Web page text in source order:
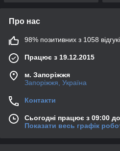
Про нас
98% позитивних з 1058
Працює з 19.12.2015
м. Запоріжжя
Запоріжжя, Україна
Контакти
Сьогодні працює з 09:00
Показати весь графік